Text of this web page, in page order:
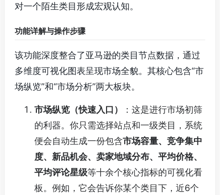
对一个陌生类目形成宏观认知。
功能详解与操作步骤
该功能深度整合了亚马逊的类目节点数据，通过
多维度可视化图表呈现市场全貌。其核心包含“市
场纵览”和“市场分析”两大板块。
市场纵览（快速入口）
：这是进行市场初筛
的利器。你只需选择站点和一级类目，系统
便会自动生成一份包含市场容量、竞争集中
度、新品机会、卖家地域分布、平均价格、
平均评论星级等十余个核心指标的可视化看
板。例如，它会告诉你某个类目下，近6个